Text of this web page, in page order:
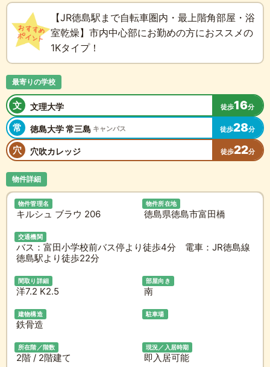
【JR徳島駅まで自転車圏内・最上階角部屋・浴
室乾燥】市内中心部にお勤めの方におススメの
1Kタイプ！
最寄りの学校
文 文理大学 徒歩16分
常 徳島大学 常三島 キャンパス 徒歩28分
穴 穴吹カレッジ 徒歩22分
物件詳細
物件管理名
キルシュ ブラウ 206
物件所在地
徳島県徳島市富田橋
交通機関
バス：富田小学校前バス停より徒歩4分 電車：JR徳島線
徳島駅より徒歩22分
間取り詳細
洋7.2 K2.5
部屋向き
南
建物構造
鉄骨造
駐車場
所在階／階数
2階 / 2階建て
現況／入居時期
即入居可能